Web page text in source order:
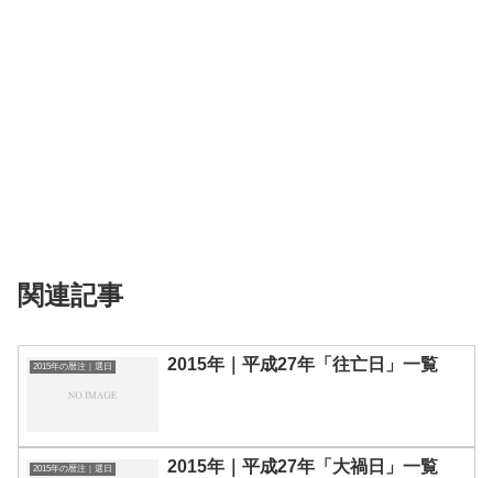
関連記事
2015年の暦注｜選日 2015年｜平成27年「往亡日」一覧
2015年の暦注｜選日 2015年｜平成27年「大禍日」一覧